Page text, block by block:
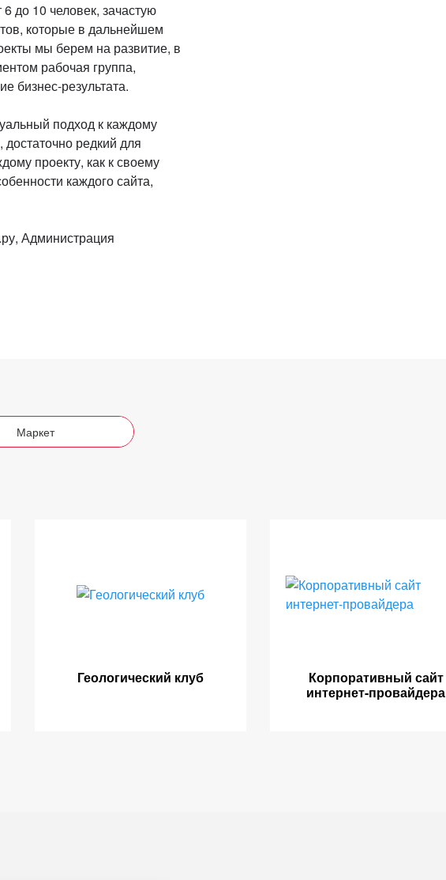
до 10 человек, зачастую
которые в дальнейшем
мы берем на развитие, в
рабочая группа,
бизнес-результата.
подход к каждому
редкий для
проекту, как к своему
каждого сайта,
Администрация
Маркет
Геологический клуб
Корпоративный сайт
интернет-провайдера